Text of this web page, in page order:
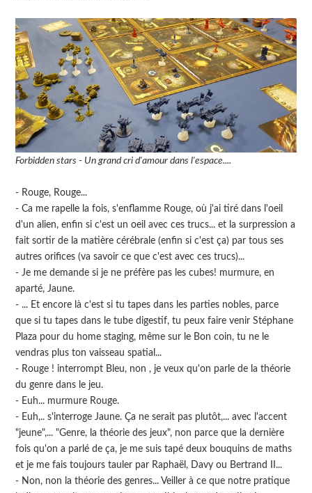
Forbidden stars - Un grand cri d'amour dans l'espace....
- Rouge, Rouge...
- Ca me rapelle la fois, s'enflamme Rouge, où j'ai tiré dans l'oeil
d'un alien, enfin si c'est un oeil avec ces trucs... et la surpression a
fait sortir de la matière cérébrale (enfin si c'est ça) par tous ses
autres orifices (va savoir ce que c'est avec ces trucs)...
- Je me demande si je ne préfère pas les cubes! murmure, en
aparté, Jaune.
- ... Et encore là c'est si tu tapes dans les parties nobles, parce
que si tu tapes dans le tube digestif, tu peux faire venir Stéphane
Plaza pour du home staging, même sur le Bon coin, tu ne le
vendras plus ton vaisseau spatial...
- Rouge ! interrompt Bleu, non , je veux qu'on parle de la théorie
du genre dans le jeu.
- Euh... murmure Rouge.
- Euh,.. s'interroge Jaune. Ça ne serait pas plutôt,... avec l'accent
"jeune",... "Genre, la théorie des jeux", non parce que la dernière
fois qu'on a parlé de ça, je me suis tapé deux bouquins de maths
et je me fais toujours tauler par Raphaël, Davy ou Bertrand II...
- Non, non la théorie des genres... Veiller à ce que notre pratique